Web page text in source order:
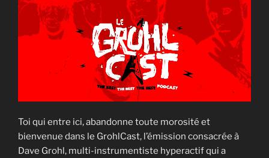
Toi qui entre ici, abandonne toute morosité et
bienvenue dans le GrohlCast, l’émission consacrée à
Dave Grohl, multi-instrumentiste hyperactif qui a